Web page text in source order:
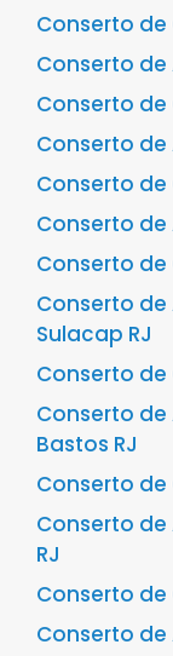
Conserto de
Conserto de
Conserto de
Conserto de
Conserto de
Conserto
Conserto de
Conserto
Sulacap RJ
Conserto de
Conserto
Bastos RJ
Conserto de
Conserto de
RJ
Conserto de
Conserto de